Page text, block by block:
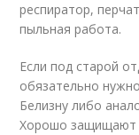
респиратор,
пыльная работа.
Если под старой
обязательно
Белизну либо
Хорошо защищают